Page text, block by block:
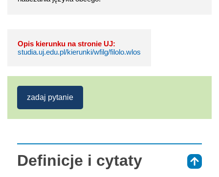
Opis kierunku na stronie UJ:
studia.uj.edu.pl/kierunki/wfilg/filolo.wlos
zadaj pytanie
Definicje i cytaty